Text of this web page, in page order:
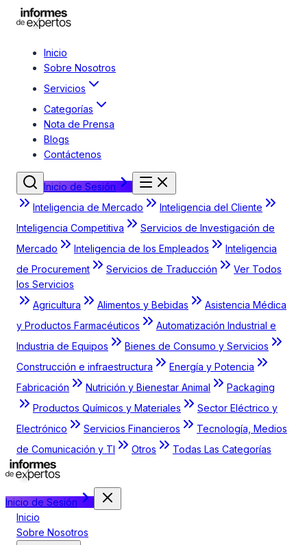
Inicio
Sobre Nosotros
Servicios
Categorías
Nota de Prensa
Blogs
Contáctenos
Inicio de Sesión
Inteligencia de Mercado
Inteligencia del Cliente
Inteligencia Competitiva
Servicios de Investigación de
Mercado
Inteligencia de los Empleados
Inteligencia
de Procurement
Servicios de Traducción
Ver Todos
los Servicios
Agricultura
Alimentos y Bebidas
Asistencia Médica
y Productos Farmacéuticos
Automatización Industrial e
Industria de Equipos
Bienes de Consumo y Servicios
Construcción e infraestructura
Energía y Potencia
Fabricación
Nutrición y Bienestar Animal
Packaging
Productos Químicos y Materiales
Sector Eléctrico y
Electrónico
Servicios Financieros
Tecnología, Medios
de Comunicación y TI
Otros Todas Las Categorías
Inicio de Sesión
Inicio
Sobre Nosotros